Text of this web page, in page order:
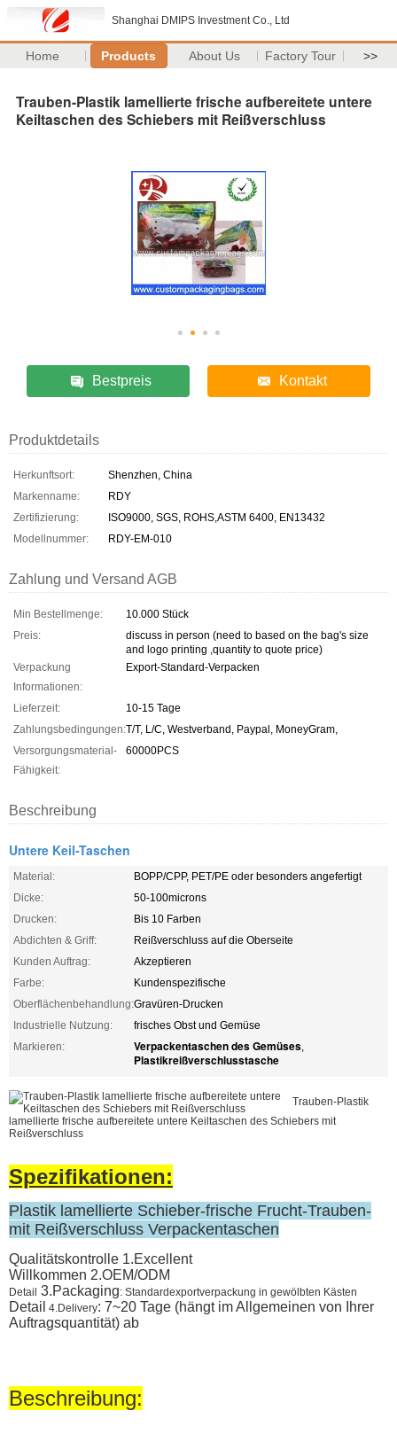
Shanghai DMIPS Investment Co., Ltd
Home Products About Us Factory Tour >>
Trauben-Plastik lamellierte frische aufbereitete untere
Keiltaschen des Schiebers mit Reißverschluss
Bestpreis Kontakt
Produktdetails
Herkunftsort:
Shenzhen, China
Markenname:
RDY
Zertifizierung:
ISO9000, SGS, ROHS,ASTM 6400, EN13432
Modellnummer:
RDY-EM-010
Zahlung und Versand AGB
Min Bestellmenge:
10.000 Stück
Preis:
discuss in person (need to based on the bag's size
and logo printing ,quantity to quote price)
Verpackung
Informationen:
Export-Standard-Verpacken
Lieferzeit:
10-15 Tage
Zahlungsbedingungen:T/T, L/C, Westverband, Paypal, MoneyGram,
Versorgungsmaterial-
Fähigkeit:
60000PCS
Beschreibung
Untere Keil-Taschen
Material:
BOPP/CPP, PET/PE oder besonders angefertigt
Dicke:
50-100microns
Drucken:
Bis 10 Farben
Abdichten & Griff:
Reißverschluss auf die Oberseite
Kunden Auftrag:
Akzeptieren
Farbe:
Kundenspezifische
Oberflächenbehandlung:Gravüren-Drucken
Industrielle Nutzung:
frisches Obst und Gemüse
Markieren:
Verpackentaschen des Gemüses,
Plastikreißverschlusstasche
Trauben-Plastik
lamellierte frische aufbereitete untere Keiltaschen des Schiebers mit
Reißverschluss
Spezifikationen:
Plastik lamellierte Schieber-frische Frucht-Trauben-
mit Reißverschluss Verpackentaschen
Qualitätskontrolle 1.Excellent
Willkommen 2.OEM/ODM
Detail 3.Packaging: Standardexportverpackung in gewölbten Kästen
Detail 4.Delivery: 7~20 Tage (hängt im Allgemeinen von Ihrer
Auftragsquantität) ab
Beschreibung: